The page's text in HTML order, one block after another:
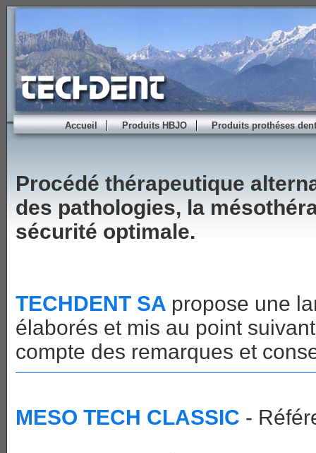
Accueil Produits HBJO Produits prothéses
Procédé thérapeutique
des pathologies, la
sécurité optimale.
TECHDENT SA propose une
élaborés et mis au point
compte des remarques et
MESO TECH CLASSIC -